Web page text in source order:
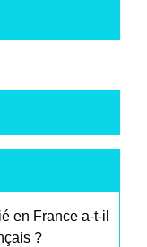
en France a-t-il
?